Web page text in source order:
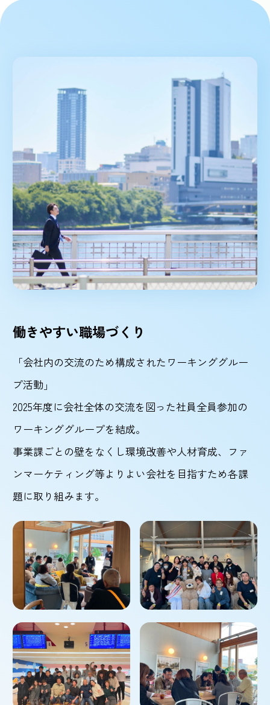
働きやすい職場づくり
「会社内の交流のため構成されたワーキンググルー
プ活動」
2025年度に会社全体の交流を図った社員全員参加の
ワーキンググループを結成。
事業課ごとの壁をなくし環境改善や人材育成、ファ
ンマーケティング等よりよい会社を目指すため各課
題に取り組みます。